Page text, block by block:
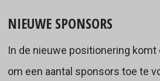
NIEUWE SPONSORS
In de nieuwe positionering
om een aantal sponsors toe te